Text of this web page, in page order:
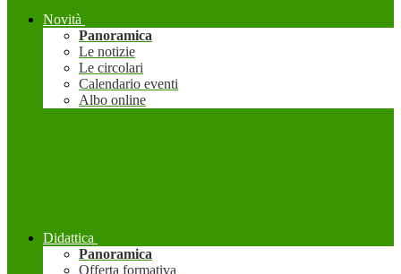
Novità
Panoramica
Le notizie
Le circolari
Calendario eventi
Albo online
Didattica
Panoramica
Offerta formativa